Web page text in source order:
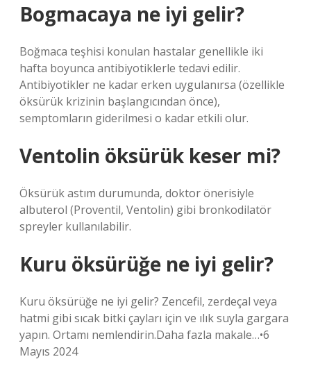
Bogmacaya ne iyi gelir?
Boğmaca teşhisi konulan hastalar genellikle iki
hafta boyunca antibiyotiklerle tedavi edilir.
Antibiyotikler ne kadar erken uygulanırsa (özellikle
öksürük krizinin başlangıcından önce),
semptomların giderilmesi o kadar etkili olur.
Ventolin öksürük keser mi?
Öksürük astım durumunda, doktor önerisiyle
albuterol (Proventil, Ventolin) gibi bronkodilatör
spreyler kullanılabilir.
Kuru öksürüğe ne iyi gelir?
Kuru öksürüğe ne iyi gelir? Zencefil, zerdeçal veya
hatmi gibi sıcak bitki çayları için ve ılık suyla gargara
yapın. Ortamı nemlendirin.Daha fazla makale…•6
Mayıs 2024